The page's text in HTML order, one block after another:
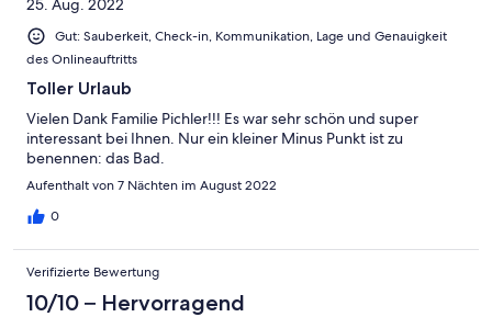
25. Aug. 2022
Gut: Sauberkeit, Check-in, Kommunikation, Lage und Genauigkeit
des Onlineauftritts
Toller Urlaub
Vielen Dank Familie Pichler!!! Es war sehr schön und super
interessant bei Ihnen. Nur ein kleiner Minus Punkt ist zu
benennen: das Bad.
Aufenthalt von 7 Nächten im August 2022
0
Verifizierte Bewertung
10/10 – Hervorragend